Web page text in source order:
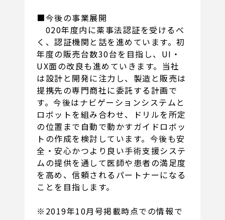
■今後の事業展開
020年度内に薬事法認証を受けるべ
く、認証機関と話を進めています。初
年度の販売台数30台を目指し、UI・
UX面の改良も進めていきます。当社
は設計と開発に注力し、製造と販売は
提携先の専門商社に委託する計画で
す。今後はナビゲーションシステムと
ロボットを組み合わせ、ドリルを所定
の位置まで自動で動かすガイドロボッ
トの作成を検討しています。今後も安
全・安心かつより良い手術支援システ
ムの提供を通して医師や患者の満足度
を高め、信頼されるパートナーになる
ことを目指します。
※2019年10月号掲載時点での情報で